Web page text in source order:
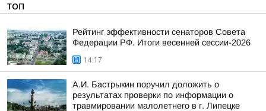
ТОП
Рейтинг эффективности сенаторов Совета
Федерации РФ. Итоги весенней сессии-2026
14:17
А.И. Бастрыкин поручил доложить о
результатах проверки по информации о
травмировании малолетнего в г. Липецке